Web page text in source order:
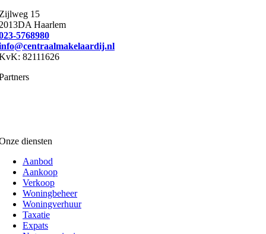
15
Haarlem
5768980
82111626
diensten
Aanbod
Aankoop
Verkoop
Woningbeheer
Woningverhuur
Taxatie
Expats